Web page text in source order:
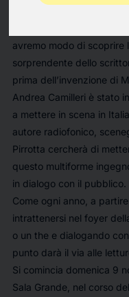
avremo modo di scoprire
sorprendente dello
prima dell’invenzione di
Andrea Camilleri è stato
a mettere in scena in
autore radiofonico,
Pirrotta cercherà di
questo multiforme
in dialogo con il pubblico.
Come ogni anno, a
intrattenersi nel foyer
o un the e dialogando
punto darà il via alle
Si comincia domenica 9
Sala Grande, nel corso